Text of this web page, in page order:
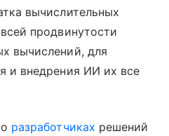
вычислительных
продвинутости
вычислений, для
и внедрения ИИ их все
разработчиках решений